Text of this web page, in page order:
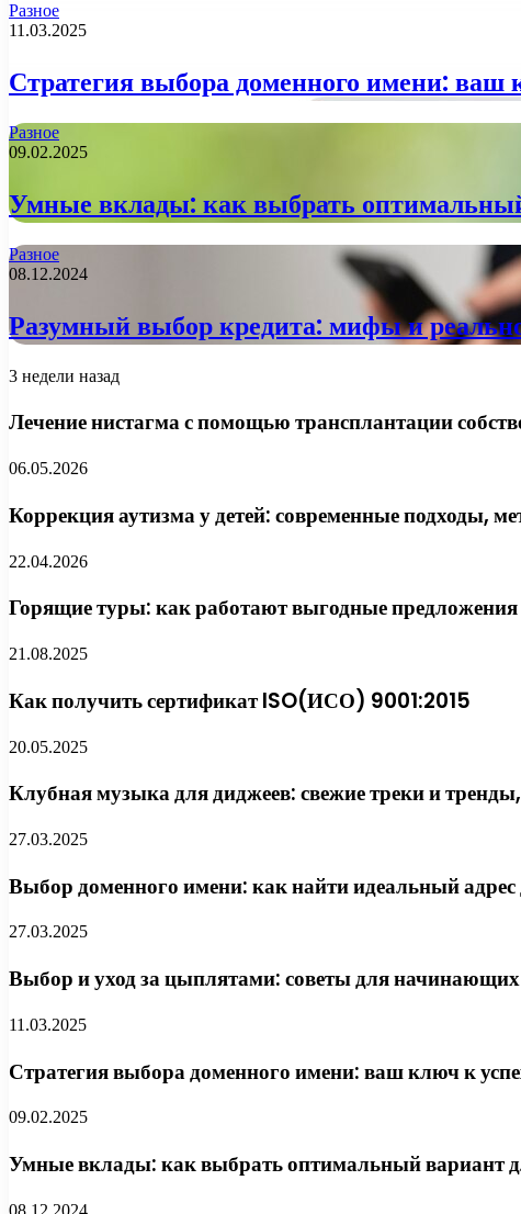
Разное
11.03.2025
Стратегия выбора доменного имени: ваш
Разное
09.02.2025
Умные вклады: как выбрать
Разное
08.12.2024
Разумный выбор кредита: мифы и
3 недели назад
Лечение нистагма с помощью трансплантации
06.05.2026
Коррекция аутизма у детей: современные подходы,
22.04.2026
Горящие туры: как работают выгодные
21.08.2025
Как получить сертификат ISO(ИСО) 9001:2015
20.05.2025
Клубная музыка для диджеев: свежие треки и
27.03.2025
Выбор доменного имени: как найти идеальный адрес
27.03.2025
Выбор и уход за цыплятами: советы для
11.03.2025
Стратегия выбора доменного имени: ваш ключ к
09.02.2025
Умные вклады: как выбрать оптимальный вариант
08.12.2024